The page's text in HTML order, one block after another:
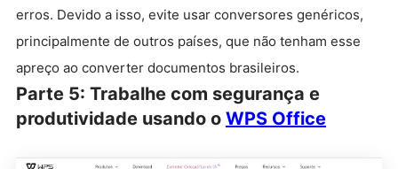
erros. Devido a isso, evite usar conversores genéricos,
principalmente de outros países, que não tenham esse
apreço ao converter documentos brasileiros.
Parte 5: Trabalhe com segurança e
produtividade usando o WPS Office